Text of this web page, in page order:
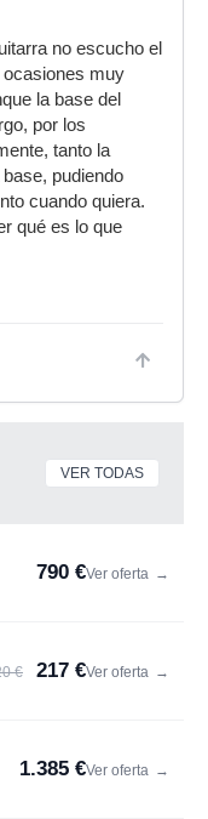
no escucho el
ocasiones muy
la base del
por los
tanto la
pudiendo
cuando quiera.
qué es lo que
VER TODAS
790 €Ver oferta →
€ 217 €Ver oferta →
1.385 €Ver oferta →